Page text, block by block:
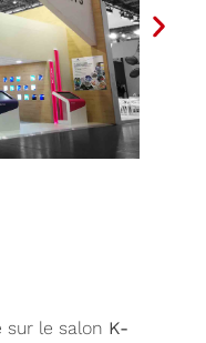
sur le salon K-